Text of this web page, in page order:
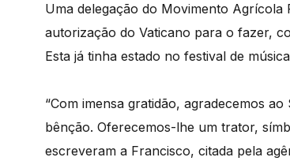
Uma delegação do Movimento
autorização do Vaticano para o fazer,
Esta já tinha estado no festival de
“Com imensa gratidão, agradecemos
bênção. Oferecemos-lhe um trator,
escreveram a Francisco, citada pela